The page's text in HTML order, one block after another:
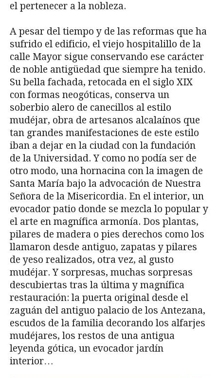
el pertenecer a la nobleza.
A pesar del tiempo y de las reformas que ha
sufrido el edificio, el viejo hospitalillo de la
calle Mayor sigue conservando ese carácter
de noble antigüedad que siempre ha tenido.
Su bella fachada, retocada en el siglo XIX
con formas neogóticas, conserva un
soberbio alero de canecillos al estilo
mudéjar, obra de artesanos alcalaínos que
tan grandes manifestaciones de este estilo
iban a dejar en la ciudad con la fundación
de la Universidad. Y como no podía ser de
otro modo, una hornacina con la imagen de
Santa María bajo la advocación de Nuestra
Señora de la Misericordia. En el interior, un
evocador patio donde se mezcla lo popular y
el arte en magnífica armonía. Dos plantas,
pilares de madera o pies derechos como los
llamaron desde antiguo, zapatas y pilares
de yeso realizados, otra vez, al gusto
mudéjar. Y sorpresas, muchas sorpresas
descubiertas tras la última y magnífica
restauración: la puerta original desde el
zaguán del antiguo palacio de los Antezana,
escudos de la familia decorando los alfarjes
mudéjares, los restos de una antigua
leyenda gótica, un evocador jardín
interior…